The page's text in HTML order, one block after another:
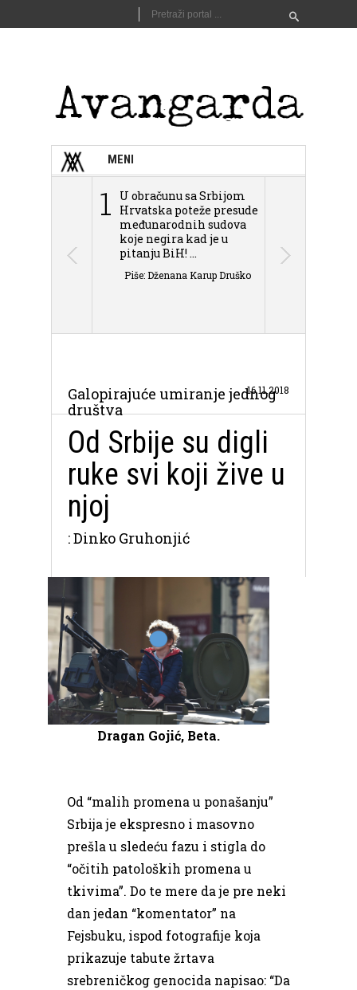
MENI
1
U obračunu sa Srbijom
Hrvatska poteže presude
međunarodnih sudova
koje negira kad je u
pitanju BiH! ...
Piše: Dženana Karup Druško
Galopirajuće umiranje jednog
društva
16.11.2018
Od Srbije su digli
ruke svi koji žive u
njoj
: Dinko Gruhonjić
Dragan Gojić, Beta.
Od “malih promena u ponašanju”
Srbija je ekspresno i masovno
prešla u sledeću fazu i stigla do
“očitih patoloških promena u
tkivima”. Do te mere da je pre neki
dan jedan “komentator” na
Fejsbuku, ispod fotografije koja
prikazuje tabute žrtava
srebreničkog genocida napisao: “Da